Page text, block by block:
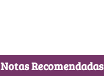
Notas Recomendadas